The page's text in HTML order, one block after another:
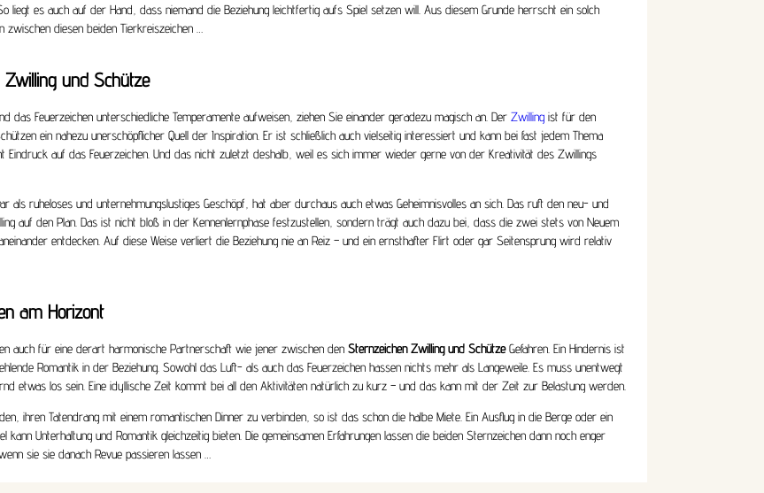
liegt es auch auf der Hand, dass niemand die Beziehung leichtfertig aufs Spiel setzen will. Aus diesem Grunde herrscht ein solch
zwischen diesen beiden Tierkreiszeichen …
und Schütze
das Feuerzeichen unterschiedliche Temperamente aufweisen, ziehen Sie einander geradezu magisch an. Der Zwillingist für den
ein nahezu unerschöpflicher Quell der Inspiration. Er ist schließlich auch vielseitig interessiert und kann bei fast jedem Thema
Eindruck auf das Feuerzeichen. Und das nicht zuletzt deshalb, weil es sich immer wieder gerne von der Kreativität des Zwillings
als ruheloses und unternehmungslustiges Geschöpf, hat aber durchaus auch etwas Geheimnisvolles an sich. Das ruft den neu- und
auf den Plan. Das ist nicht bloß in der Kennenlernphase festzustellen, sondern trägt auch dazu bei, dass die zwei stets von Neuem
entdecken. Auf diese Weise verliert die Beziehung nie an Reiz – und ein ernsthafter Flirt oder gar Seitensprung wird relativ
am Horizont
auch für eine derart harmonische Partnerschaft wie jener zwischen den Sternzeichen Zwilling und SchützeGefahren. Ein Hindernis ist
Romantik in der Beziehung. Sowohl das Luft- als auch das Feuerzeichen hassen nichts mehr als Langeweile. Es muss unentwegt
etwas los sein. Eine idyllische Zeit kommt bei all den Aktivitäten natürlich zu kurz – und das kann mit der Zeit zur Belastung werden.
ihren Tatendrang mit einem romantischen Dinner zu verbinden, so ist das schon die halbe Miete. Ein Ausflug in die Berge oder ein
kann Unterhaltung und Romantik gleichzeitig bieten. Die gemeinsamen Erfahrungen lassen die beiden Sternzeichen dann noch enger
sie sie danach Revue passieren lassen …